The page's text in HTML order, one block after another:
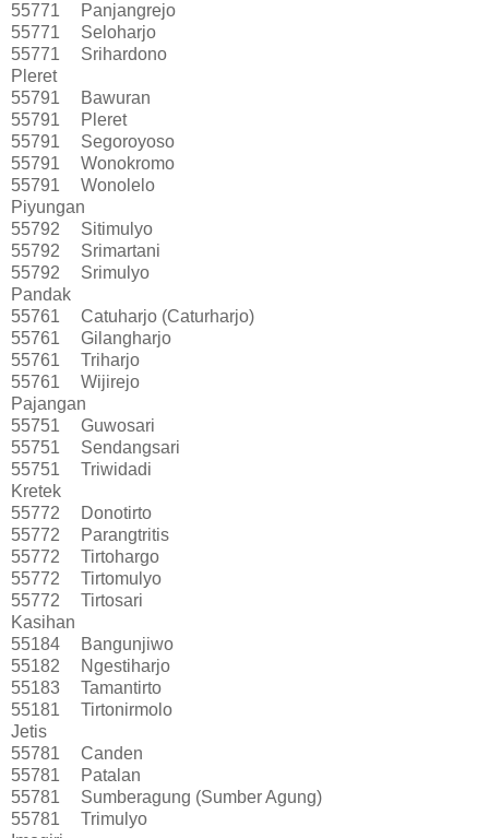
55771
Panjangrejo
55771
Seloharjo
55771
Srihardono
Pleret
55791
Bawuran
55791
Pleret
55791
Segoroyoso
55791
Wonokromo
55791
Wonolelo
Piyungan
55792
Sitimulyo
55792
Srimartani
55792
Srimulyo
Pandak
55761
Catuharjo (Caturharjo)
55761
Gilangharjo
55761
Triharjo
55761
Wijirejo
Pajangan
55751
Guwosari
55751
Sendangsari
55751
Triwidadi
Kretek
55772
Donotirto
55772
Parangtritis
55772
Tirtohargo
55772
Tirtomulyo
55772
Tirtosari
Kasihan
55184
Bangunjiwo
55182
Ngestiharjo
55183
Tamantirto
55181
Tirtonirmolo
Jetis
55781
Canden
55781
Patalan
55781
Sumberagung (Sumber Agung)
55781
Trimulyo